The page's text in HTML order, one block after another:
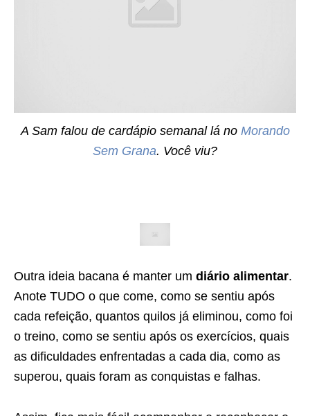
A Sam falou de cardápio semanal lá no Morando
Sem Grana. Você viu?
Outra ideia bacana é manter um diário alimentar.
Anote TUDO o que come, como se sentiu após
cada refeição, quantos quilos já eliminou, como foi
o treino, como se sentiu após os exercícios, quais
as dificuldades enfrentadas a cada dia, como as
superou, quais foram as conquistas e falhas.